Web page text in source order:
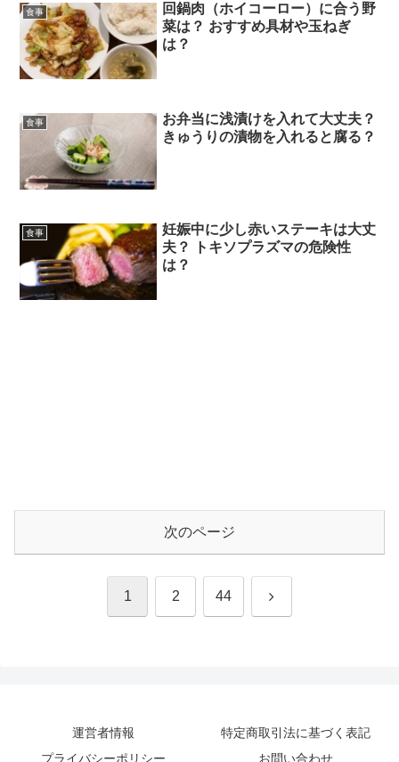
食事
回鍋肉（ホイコーロー）に合う野
菜は？ おすすめ具材や玉ねぎ
は？
食事
お弁当に浅漬けを入れて大丈夫？
きゅうりの漬物を入れると腐る？
食事
妊娠中に少し赤いステーキは大丈
夫？ トキソプラズマの危険性
は？
次のページ
1 2 44 次
運営者情報
特定商取引法に基づく表記
プライバシーポリシー
お問い合わせ